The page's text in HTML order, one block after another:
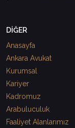
DİĞER
Anasayfa
Ankara Avukat
Kurumsal
Kariyer
Kadromuz
Arabuluculuk
Faaliyet Alanlarımız